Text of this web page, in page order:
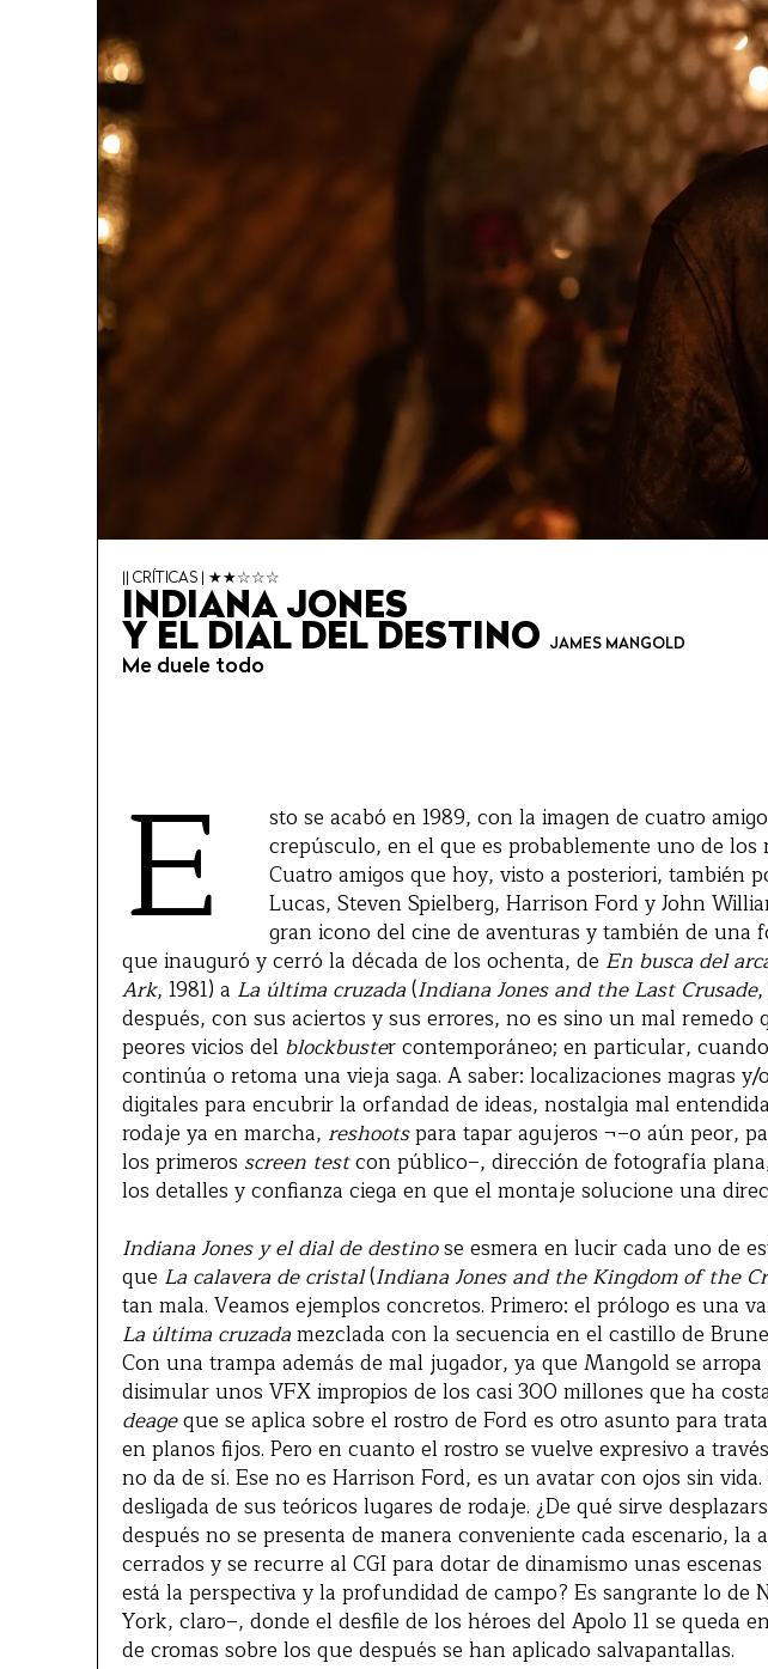
|| CRÍTICAS | ★★☆☆☆
INDIANA JONES
Y EL DIAL DEL DESTINO
JAMES MANGOLD
Me duele todo
E
sto se acabó en 1989, con la imagen de cuatro
crepúsculo, en el que es probablemente uno de los
Cuatro amigos que hoy, visto a posteriori, también
Lucas, Steven Spielberg, Harrison Ford y John
gran icono del cine de aventuras y también de una
que inauguró y cerró la década de los ochenta, de En busca del
Ark, 1981) a La última cruzada(Indiana Jones and the Last Crusade,
después, con sus aciertos y sus errores, no es sino un mal remedo
peores vicios del blockbuster contemporáneo; en particular,
continúa o retoma una vieja saga. A saber: localizaciones magras y/
digitales para encubrir la orfandad de ideas, nostalgia mal
rodaje ya en marcha, reshootspara tapar agujeros ¬–o aún peor,
los primeros screen testcon público–, dirección de fotografía
los detalles y confianza ciega en que el montaje solucione una
Indiana Jones y el dial de destinose esmera en lucir cada uno de
que La calavera de cristal(Indiana Jones and the Kingdom of the
tan mala. Veamos ejemplos concretos. Primero: el prólogo es una
La última cruzadamezclada con la secuencia en el castillo de
Con una trampa además de mal jugador, ya que Mangold se
disimular unos VFX impropios de los casi 300 millones que ha
deageque se aplica sobre el rostro de Ford es otro asunto para
en planos fijos. Pero en cuanto el rostro se vuelve expresivo a
no da de sí. Ese no es Harrison Ford, es un avatar con ojos sin
desligada de sus teóricos lugares de rodaje. ¿De qué sirve
después no se presenta de manera conveniente cada escenario,
cerrados y se recurre al CGI para dotar de dinamismo unas
está la perspectiva y la profundidad de campo? Es sangrante lo de
York, claro–, donde el desfile de los héroes del Apolo 11 se queda
de cromas sobre los que después se han aplicado salvapantallas.